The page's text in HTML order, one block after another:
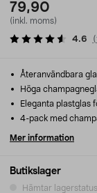
79,90
(inkl. moms)
4.6 (
Butikslager
Hämtar
Återanvändbara
Höga
Eleganta plastglas
4-pack med
Mer information